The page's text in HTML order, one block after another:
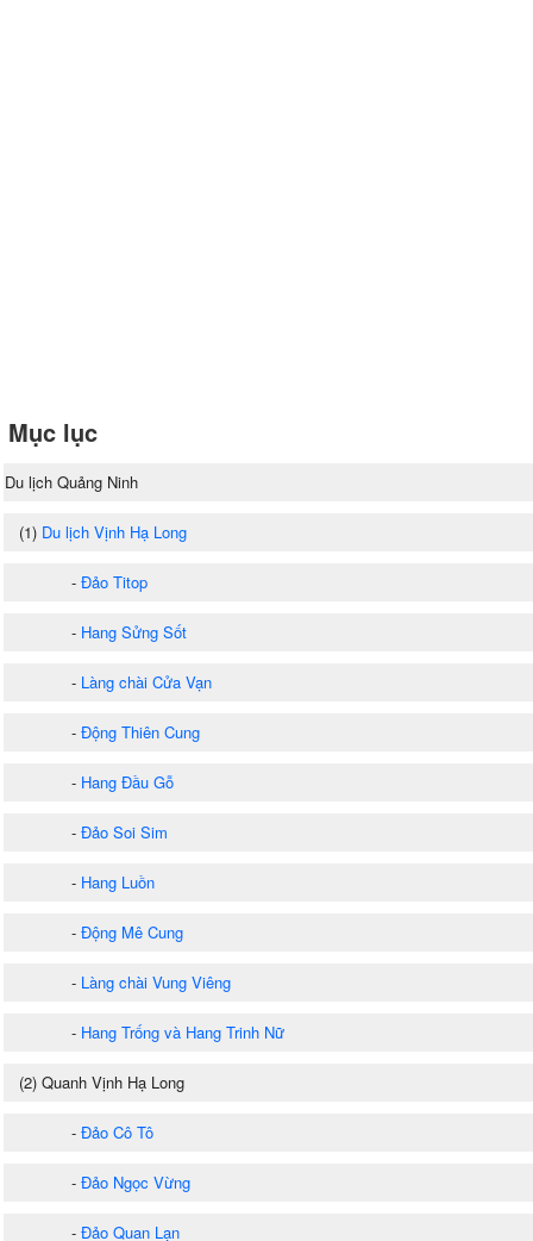
Mục lục
Du lịch Quảng Ninh
(1) Du lịch Vịnh Hạ Long
- Đảo Titop
- Hang Sửng Sốt
- Làng chài Cửa Vạn
- Động Thiên Cung
- Hang Đầu Gỗ
- Đảo Soi Sim
- Hang Luồn
- Động Mê Cung
- Làng chài Vung Viêng
- Hang Trống và Hang Trinh Nữ
(2) Quanh Vịnh Hạ Long
- Đảo Cô Tô
- Đảo Ngọc Vừng
- Đảo Quan Lạn